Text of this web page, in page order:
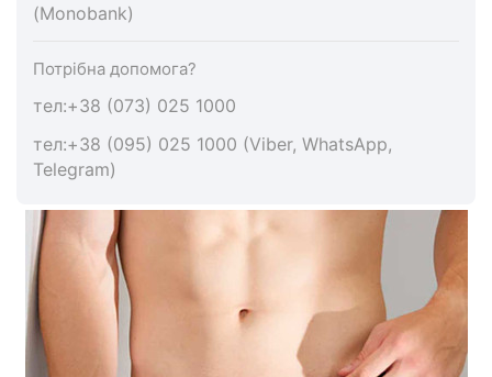
(Monobank)
Потрібна допомога?
тел:+38 (073) 025 1000
тел:+38 (095) 025 1000 (Viber, WhatsApp,
Telegram)